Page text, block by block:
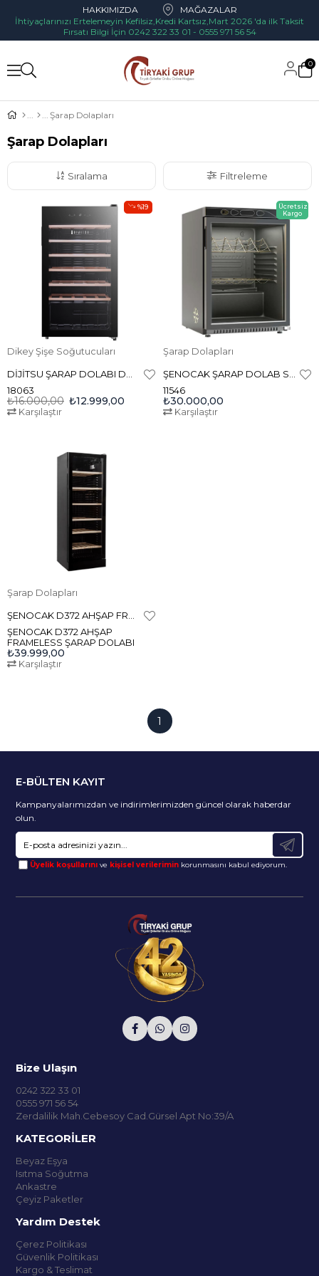
HAKKIMIZDA
MAĞAZALAR
İhtiyaçlarınızı Ertelemeyin Kefilsiz,Kredi Kartsız,Mart 2026 'da ilk Taksit
Fırsatı Bilgi İçin 0242 322 33 01 - 0555 971 56 54
0
Şarap Dolapları
Şarap Dolapları
Filtreleme
Sıralama
Dikey Şişe Soğutucuları
18063
₺12.999,00
₺16.000,00
Karşılaştır
%19
Şarap Dolapları
11546
₺30.000,00
Karşılaştır
Ücretsiz
Kargo
Şarap Dolapları
ŞENOCAK D372 AHŞAP
FRAMELESS ŞARAP DOLABI
₺39.999,00
Karşılaştır
1
E-BÜLTEN KAYIT
Kampanyalarımızdan ve indirimlerimizden güncel olarak haberdar
olun.
Üyelik koşullarını ve kişisel verilerimin korunmasını kabul ediyorum.
Bize Ulaşın
0242 322 33 01
0555 971 56 54
Zerdalilik Mah.Cebesoy Cad.Gürsel Apt No:39/A
KATEGORİLER
Beyaz Eşya
Isıtma Soğutma
Ankastre
Çeyiz Paketler
Yardım Destek
Çerez Politikası
Güvenlik Politikası
Kargo & Teslimat